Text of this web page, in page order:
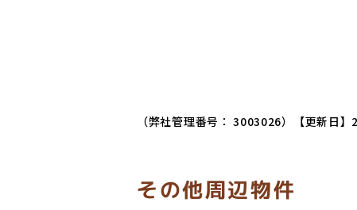
（弊社管理番号： 3003026） 【更新日
その他周辺物件